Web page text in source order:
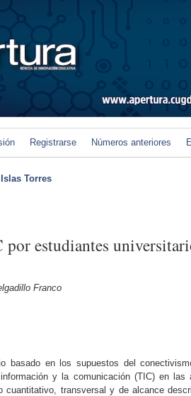
Registrarse Números anteriores
Islas Torres
estudiantes
Franco
basado en los supuestos del
y la comunicación (TIC) en las
cuantitativo, transversal y de alcance